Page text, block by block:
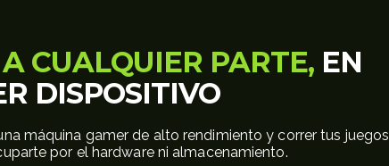
CUALQUIER PARTE,EN
DISPOSITIVO
máquina gamer de alto rendimiento y correr tus juegos
por el hardware ni almacenamiento.